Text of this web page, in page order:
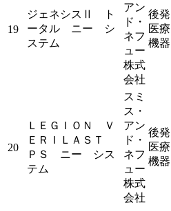
19
ジェネシスⅡ ト
ータル ニー シ
ステム
アン
ド・
ネフ
ュー
株式
会社
後発
医療
機器
20
ＬＥＧＩＯＮ Ｖ
ＥＲＩＬＡＳＴ
ＰＳ ニー シス
テム
スミ
ス・
アン
ド・
ネフ
ュー
株式
会社
後発
医療
機器